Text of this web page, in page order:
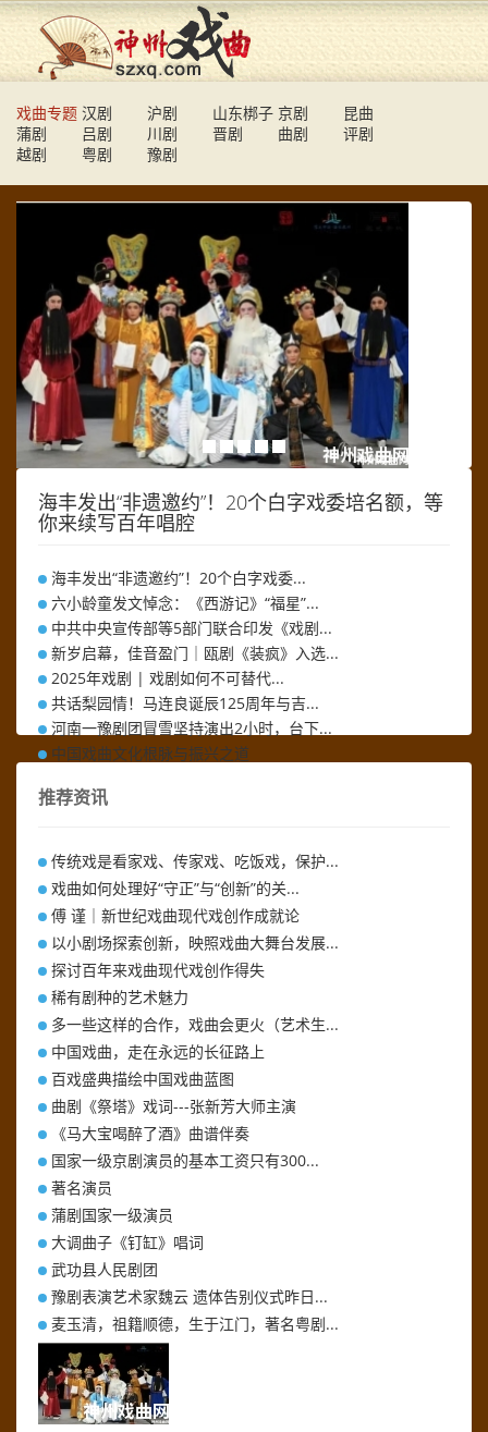
戏曲专题 汉剧 沪剧 山东梆子 京剧
昆曲
蒲剧
吕剧 川剧 晋剧 曲剧
评剧
越剧
粤剧 豫剧
海丰发出“非遗邀约”！20个白字戏委培名额，等
你来续写百年唱腔
海丰发出“非遗邀约”！20个白字戏委...
六小龄童发文悼念：《西游记》“福星”...
中共中央宣传部等5部门联合印发《戏剧...
新岁启幕，佳音盈门｜瓯剧《装疯》入选...
2025年戏剧 | 戏剧如何不可替代...
共话梨园情！马连良诞辰125周年与吉...
河南一豫剧团冒雪坚持演出2小时，台下...
中国戏曲文化根脉与振兴之道
再芬黄梅“二十周年·二十台戏”剧目展...
突发讣告！著名表演艺术家在河南逝世
安徽省徽京剧院2025戏曲、民乐培训...
校园有“戏” 青春相“剧”，成都！我...
推荐资讯
传统戏是看家戏、传家戏、吃饭戏，保护...
戏曲如何处理好“守正”与“创新”的关...
傅 谨｜新世纪戏曲现代戏创作成就论
以小剧场探索创新，映照戏曲大舞台发展...
探讨百年来戏曲现代戏创作得失
稀有剧种的艺术魅力
多一些这样的合作，戏曲会更火（艺术生...
中国戏曲，走在永远的长征路上
百戏盛典描绘中国戏曲蓝图
曲剧《祭塔》戏词---张新芳大师主演
《马大宝喝醉了酒》曲谱伴奏
国家一级京剧演员的基本工资只有300...
著名演员
蒲剧国家一级演员
大调曲子《钉缸》唱词
武功县人民剧团
豫剧表演艺术家魏云 遗体告别仪式昨日...
麦玉清，祖籍顺德，生于江门，著名粤剧...